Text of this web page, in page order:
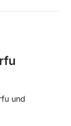
und